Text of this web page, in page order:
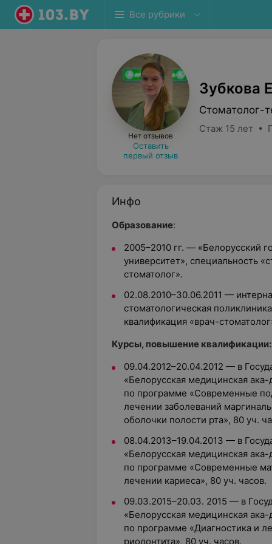
Все рубрики
Нет отзывов
Оставить
первый отзыв
Зубкова
Стоматолог-
Стаж 15 лет •
Инфо
Образование:
2005–2010 гг. — «Белорусский
университет», специальность
стоматолог».
02.08.2010–30.06.2011 —
стоматологическая
квалификация «врач-
Курсы, повышение квалификации:
09.04.2012–20.04.2012 — в
«Белорусская медицинская
по программе «Современные
лечении заболеваний
оболочки полости рта», 80 уч.
08.04.2013–19.04.2013 — в
«Белорусская медицинская
по программе «Современные
лечении кариеса», 80 уч. часов.
09.03.2015–20.03. 2015 — в
«Белорусская медицинская
по программе «Диагностика и
риодонтита», 80 уч. часов.